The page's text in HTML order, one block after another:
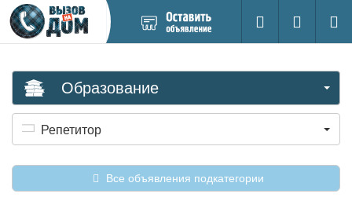
новое
Поиск
Вход на
Образование
Репетитор
Все объявления подкатегории